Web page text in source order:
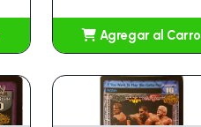
Agregar al Carro